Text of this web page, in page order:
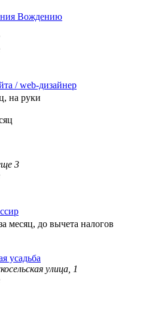
Вождению
/ web-дизайнер
на руки
3
месяц, до вычета налогов
усадьба
улица, 1